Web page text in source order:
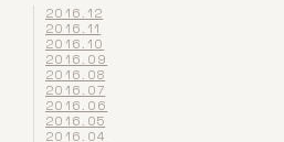
2016.12
2016.11
2016.10
2016.09
2016.08
2016.07
2016.06
2016.05
2016.04